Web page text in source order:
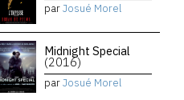
parJosué Morel
Midnight Special
(2016)
parJosué Morel